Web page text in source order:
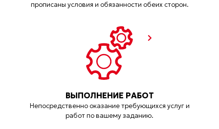
прописаны условия и обязанности обеих сторон.
ВЫПОЛНЕНИЕ РАБОТ
Непосредственно оказание требующихся услуг и
работ по вашему заданию.